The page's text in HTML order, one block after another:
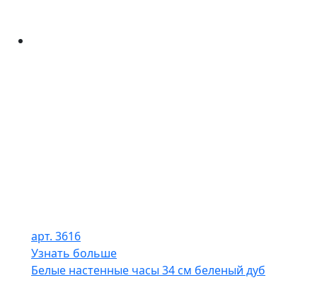
арт. 3616
Узнать больше
Белые настенные часы 34 см беленый дуб